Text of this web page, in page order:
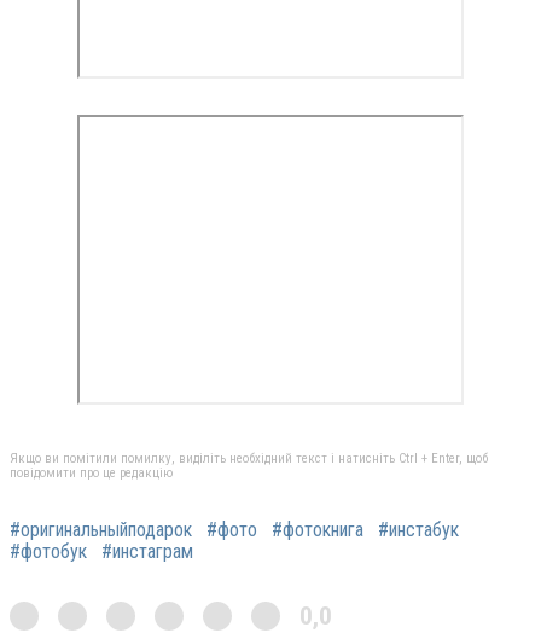
Якщо ви помітили помилку, виділіть необхідний текст і натисніть Ctrl + Enter, щоб
повідомити про це редакцію
#оригинальныйподарок #фото #фотокнига
#инстабук
#фотобук
#инстаграм
0,0